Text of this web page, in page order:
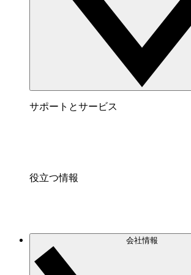
サポートとサービス
役立つ情報
会社情報